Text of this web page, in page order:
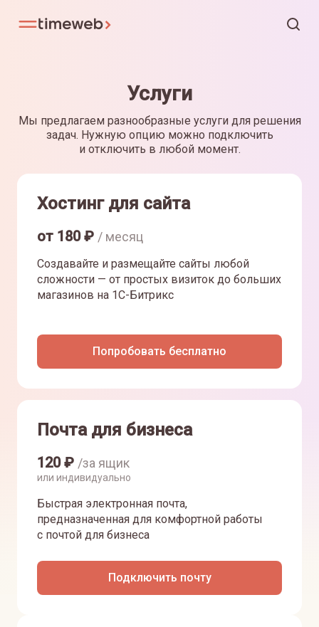
Услуги
Мы предлагаем разнообразные услуги для решения
задач. Нужную опцию можно подключить
и отключить в любой момент.
Хостинг для сайта
от 180₽ / месяц
Создавайте и размещайте сайты любой
сложности — от простых визиток до больших
магазинов на 1С-Битрикс
Попробовать бесплатно
Почта для бизнеса
120₽ /за ящик
или индивидуально
Быстрая электронная почта,
предназначенная для комфортной работы
с почтой для бизнеса
Подключить почту